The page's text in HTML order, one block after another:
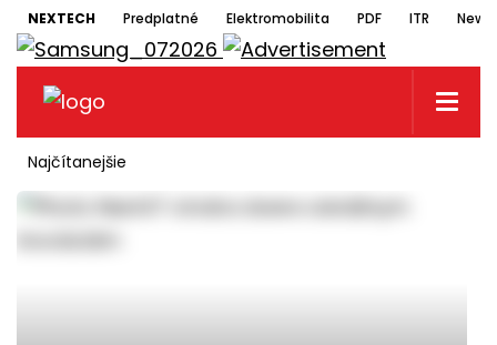
NEXTECH Predplatné Elektromobilita PDF ITR
Najčítanejšie